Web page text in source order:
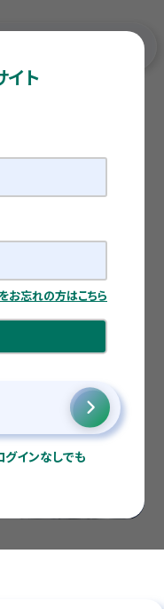
ト
お忘れの方はこちら
グインなしでも